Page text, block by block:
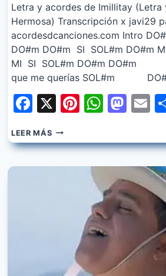
Letra y acordes de Imillitay (Letra
Hermosa) Transcripción x javi29
acordesdcanciones.com Intro
DO#m DO#m SI SOL#m DO#m
MI SI SOL#m DO#m
que me querías SOL#m
Facebook
X Pinterest
LEER MÁSKJARKAS
–
IMILLITAY